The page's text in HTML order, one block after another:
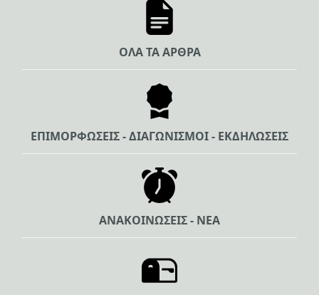
ΟΛΑ ΤΑ ΑΡΘΡΑ
ΕΠΙΜΟΡΦΩΣΕΙΣ - ΔΙΑΓΩΝΙΣΜΟΙ - ΕΚΔΗΛΩΣΕΙΣ
ΑΝΑΚΟΙΝΩΣΕΙΣ - ΝΕΑ